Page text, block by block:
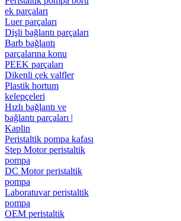
ek parçaları
Luer parçaları
Dişli bağlantı parçaları
Barb bağlantı
parçalarına konu
PEEK parçaları
Dikenli çek valfler
Plastik hortum
kelepçeleri
Hızlı bağlantı ve
bağlantı parçaları |
Kaplin
Peristaltik pompa kafası
Step Motor peristaltik
pompa
DC Motor peristaltik
pompa
Laboratuvar peristaltik
pompa
OEM peristaltik